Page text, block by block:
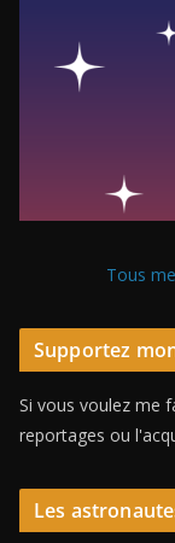
Tous
Supportez
Si vous voulez me
reportages ou
Les